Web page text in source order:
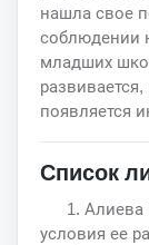
нашла свое
соблюдении
младших
появляется
Список
1. Алиева
условия ее